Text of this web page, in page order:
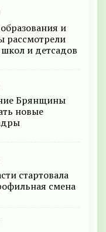
и
рассмотрели
и детсадов
Брянщины
новые
стартовала
смена